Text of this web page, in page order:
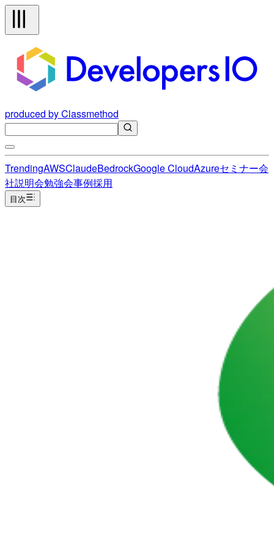
produced by Classmethod
TrendingAWSClaudeBedrockGoogle CloudAzureセミナー会
社説明会勉強会事例採用
目次